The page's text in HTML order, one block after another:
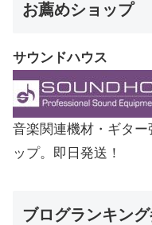
お薦めショップ
サウンドハウス
音楽関連機材・ギタ
ップ。即日発送！
ブログランキン